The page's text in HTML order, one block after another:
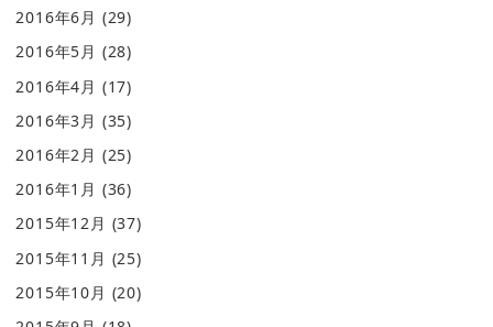
2016年6月 (29)
2016年5月 (28)
2016年4月 (17)
2016年3月 (35)
2016年2月 (25)
2016年1月 (36)
2015年12月 (37)
2015年11月 (25)
2015年10月 (20)